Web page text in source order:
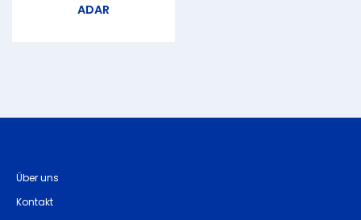
ADAR
Über uns
Kontakt